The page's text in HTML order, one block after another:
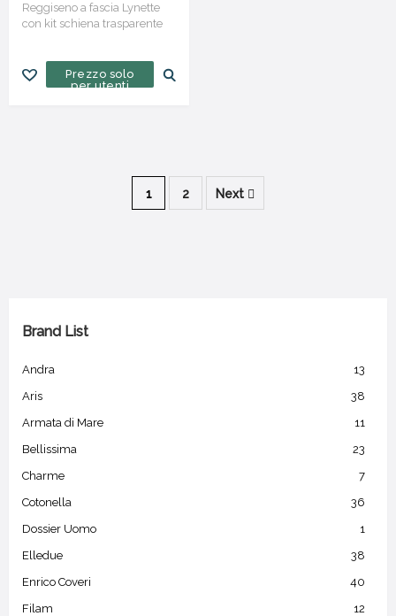
Brand List
Andra
13
Aris
38
Armata di Mare
11
Bellissima
23
Charme
7
Cotonella
36
Dossier Uomo
1
Elledue
38
Enrico Coveri
40
Filam
12
Reggiseno a fascia Lynette
con kit schiena trasparente
Prezzo solo
per utenti
1 2 Next